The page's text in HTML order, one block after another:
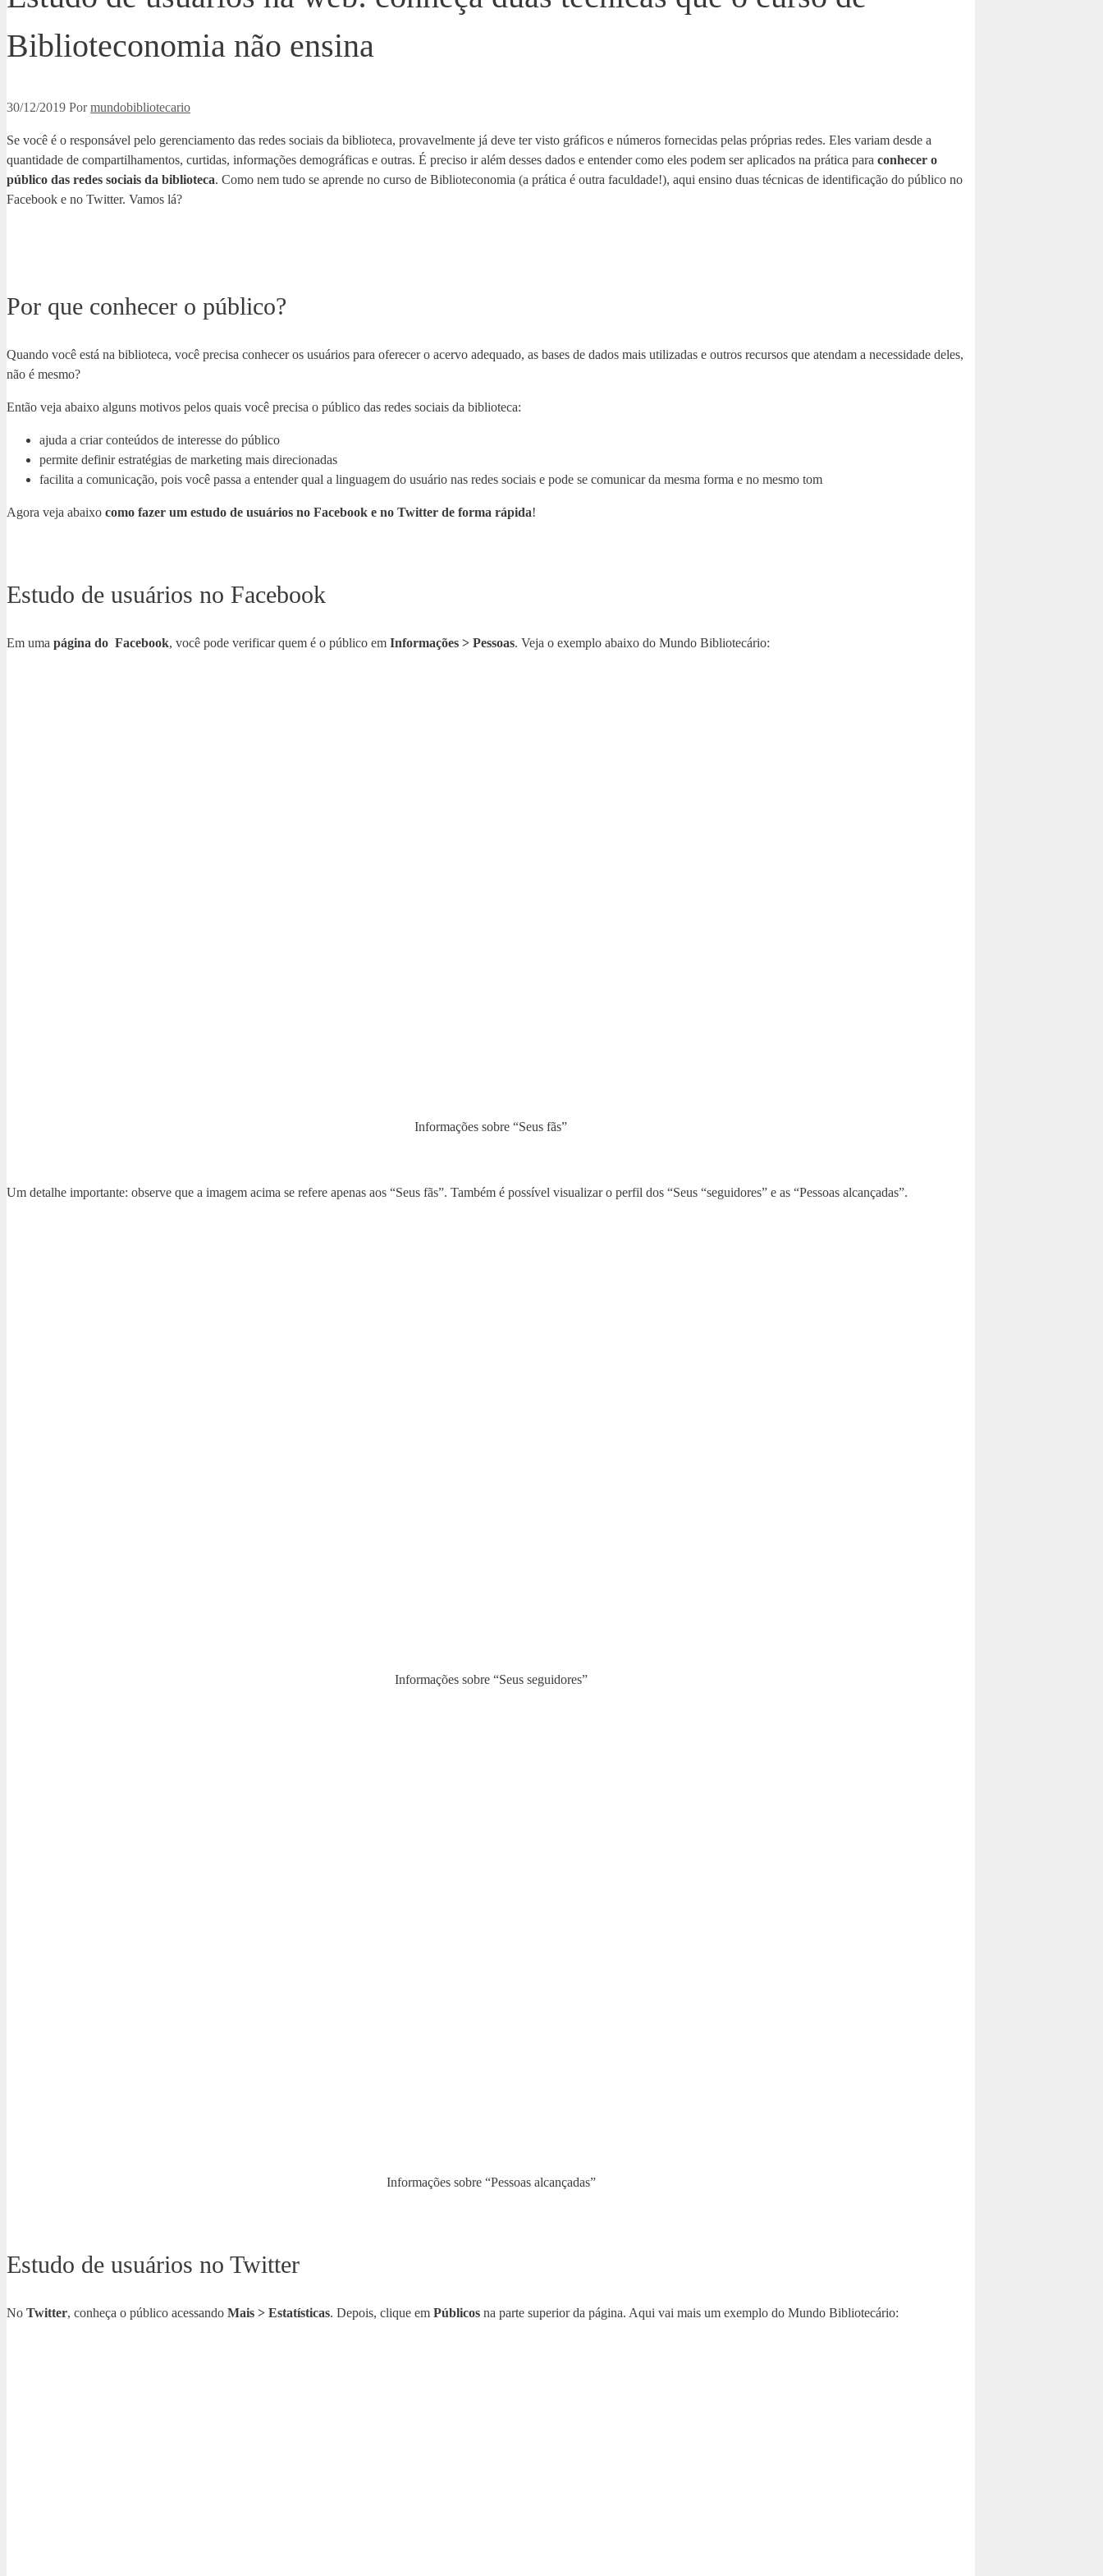
Biblioteconomia não ensina
30/12/2019 Pormundobibliotecario
Se você é o responsável pelo gerenciamento das redes sociais da biblioteca, provavelmente já deve ter visto gráficos e números fornecidas pelas próprias redes. Eles variam desde a
quantidade de compartilhamentos, curtidas, informações demográficas e outras. É preciso ir além desses dados e entender como eles podem ser aplicados na prática para conhecer o
público das redes sociais da biblioteca. Como nem tudo se aprende no curso de Biblioteconomia (a prática é outra faculdade!), aqui ensino duas técnicas de identificação do público no
Facebook e no Twitter. Vamos lá?
Por que conhecer o público?
Quando você está na biblioteca, você precisa conhecer os usuários para oferecer o acervo adequado, as bases de dados mais utilizadas e outros recursos que atendam a necessidade deles,
não é mesmo?
Então veja abaixo alguns motivos pelos quais você precisa o público das redes sociais da biblioteca:
ajuda a criar conteúdos de interesse do público
permite definir estratégias de marketing mais direcionadas
facilita a comunicação, pois você passa a entender qual a linguagem do usuário nas redes sociais e pode se comunicar da mesma forma e no mesmo tom
Agora veja abaixo como fazer um estudo de usuários no Facebook e no Twitter de forma rápida!
Estudo de usuários no Facebook
Em uma página do Facebook, você pode verificar quem é o público em Informações > Pessoas. Veja o exemplo abaixo do Mundo Bibliotecário:
Informações sobre “Seus fãs”
Um detalhe importante: observe que a imagem acima se refere apenas aos “Seus fãs”. Também é possível visualizar o perfil dos “Seus “seguidores” e as “Pessoas alcançadas”.
Informações sobre “Seus seguidores”
Informações sobre “Pessoas alcançadas”
Estudo de usuários no Twitter
No Twitter, conheça o público acessando Mais > Estatísticas. Depois, clique em Públicos na parte superior da página. Aqui vai mais um exemplo do Mundo Bibliotecário: